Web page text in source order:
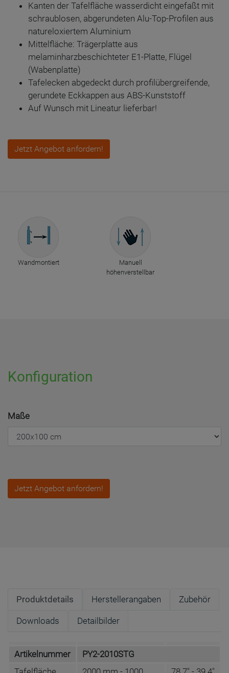
Kanten der Tafelfläche wasserdicht eingefaßt mit
schraublosen, abgerundeten Alu-Top-Profilen aus
natureloxiertem Aluminium
Mittelfläche: Trägerplatte aus
melaminharzbeschichteter E1-Platte, Flügel
(Wabenplatte)
Tafelecken abgedeckt durch profilübergreifende,
gerundete Eckkappen aus ABS-Kunststoff
Auf Wunsch mit Lineatur lieferbar!
Jetzt Angebot anfordern!
Wandmontiert
Manuell
höhenverstellbar
Konfiguration
Maße
Jetzt Angebot anfordern!
Produktdetails Herstellerangaben Zubehör
Downloads Detailbilder
Artikelnummer
PY2-2010STG